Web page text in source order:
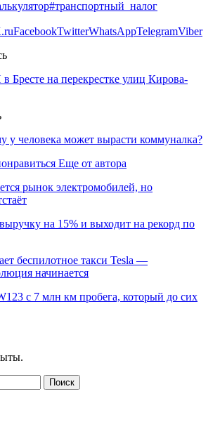
#транспортный_налог
FacebookTwitterWhatsAppTelegramViber
Бресте на перекрестке улиц Кирова-
у человека может вырасти коммуналка?
Еще от автора
рынок электромобилей, но
на 15% и выходит на рекорд по
беспилотное такси Tesla —
начинается
с 7 млн км пробега, который до сих